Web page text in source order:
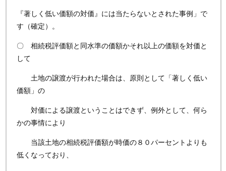
『著しく低い価額の対価』には当たらないとされた事例」で
す（確定）。
〇 相続税評価額と同水準の価額かそれ以上の価額を対価と
して
土地の譲渡が行われた場合は、原則として「著しく低い
価額」の
対価による譲渡ということはできず、例外として、何ら
かの事情により
当該土地の相続税評価額が時価の８０パーセントよりも
低くなっており、